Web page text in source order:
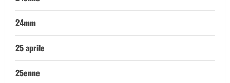
24mm
25 aprile
25enne